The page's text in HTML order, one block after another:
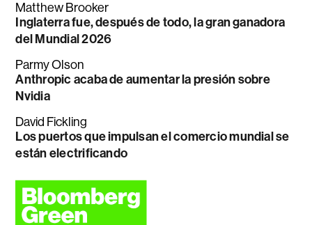
Matthew Brooker
Inglaterra fue, después de todo, la gran ganadora
del Mundial 2026
Parmy Olson
Anthropic acaba de aumentar la presión sobre
Nvidia
David Fickling
Los puertos que impulsan el comercio mundial se
están electrificando